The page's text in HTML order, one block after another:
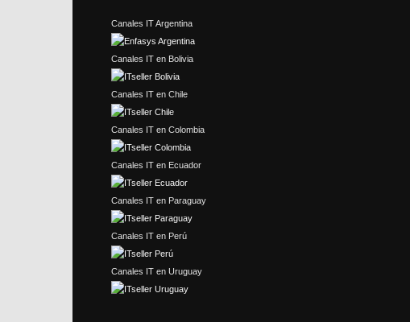
Canales IT Argentina
Canales IT en Bolivia
Canales IT en Chile
Canales IT en Colombia
Canales IT en Ecuador
Canales IT en Paraguay
Canales IT en Perú
Canales IT en Uruguay